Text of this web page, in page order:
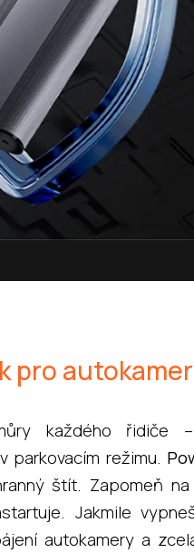
pro
každého řidiče
parkovacím režimu.
štít. Zapomeň
Jakmile
autokamery a